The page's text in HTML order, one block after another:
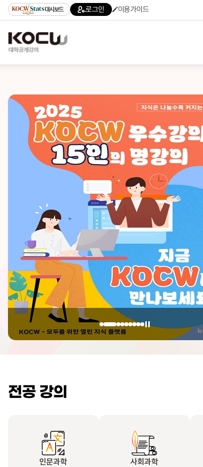
대시보드 로그인 이용가이드
전공 강의
인문과학 사회과학